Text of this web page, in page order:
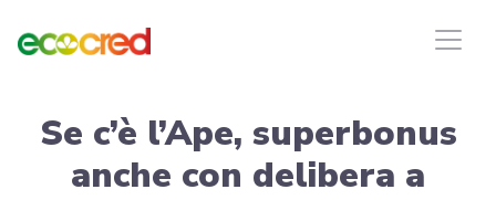
Se c’è l’Ape, superbonus
anche con delibera a